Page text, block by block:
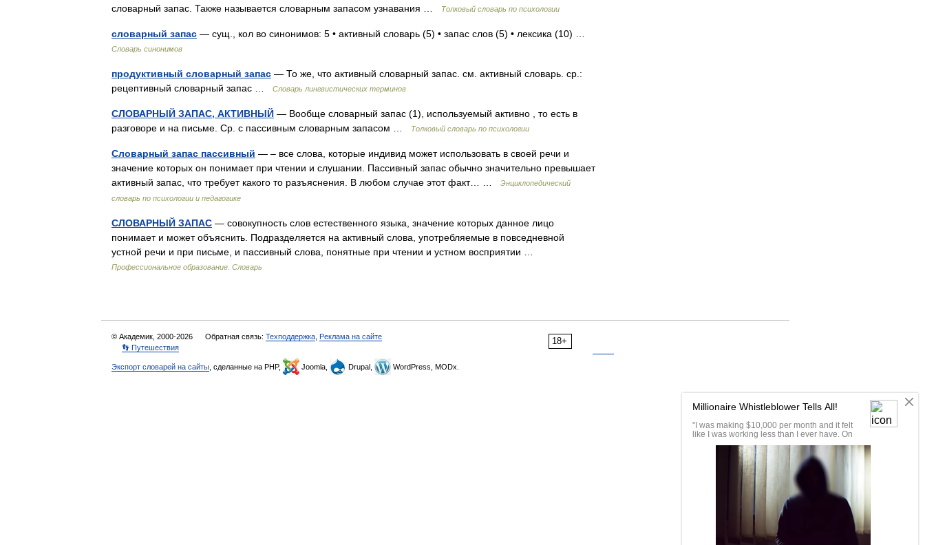
словарный запас. Также называется словарным запасом узнавания …
Толковый словарь по психологии
словарный запас — сущ., кол во синонимов: 5 • активный словарь (5) • запас слов (5) • лексика (10) …
Словарь синонимов
продуктивный словарный запас — То же, что активный словарный запас. см. активный словарь. ср.:
рецептивный словарный запас …
Словарь лингвистических терминов
СЛОВАРНЫЙ ЗАПАС, АКТИВНЫЙ — Вообще словарный запас (1), используемый активно , то есть в
разговоре и на письме. Ср. с пассивным словарным запасом …
Толковый словарь по психологии
Словарный запас пассивный — – все слова, которые индивид может использовать в своей речи и
значение которых он понимает при чтении и слушании. Пассивный запас обычно значительно превышает
активный запас, что требует какого то разъяснения. В любом случае этот факт… …
Энциклопедический
словарь по психологии и педагогике
СЛОВАРНЫЙ ЗАПАС — совокупность слов естественного языка, значение которых данное лицо
понимает и может объяснить. Подразделяется на активный слова, употребляемые в повседневной
устной речи и при письме, и пассивный слова, понятные при чтении и устном восприятии …
Профессиональное образование. Словарь
18+
© Академик, 2000-2026 Обратная связь: Техподдержка Реклама на сайте
👣 Путешествия
Экспорт словарей на сайты , сделанные на PHP, Joomla, Drupal, WordPress, MODx.